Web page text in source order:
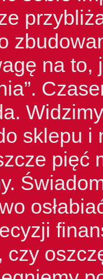
na to,
sklepu i
pięć
czy